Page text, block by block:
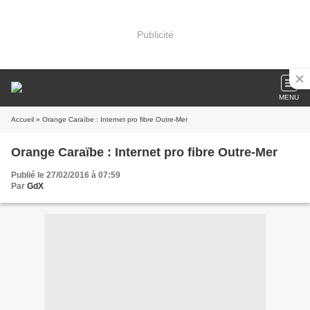
Publicité
MENU
Accueil » Orange Caraïbe : Internet pro fibre Outre-Mer
Orange Caraïbe : Internet pro fibre Outre-Mer
Publié le 27/02/2016 à 07:59
Par GdX